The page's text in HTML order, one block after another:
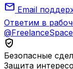
mail Email
Ответим в
verified_user
Безопасные
Защита